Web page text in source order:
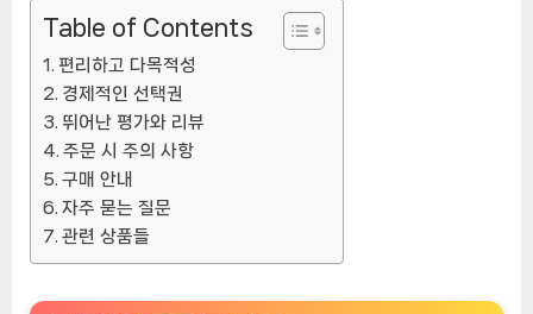
[CoffeeTimeNOW
추
천
상
품]
Table of Contents
편리하고 다목적성
경제적인 선택권
뛰어난 평가와 리뷰
주문 시 주의 사항
구매 안내
자주 묻는 질문
관련 상품들